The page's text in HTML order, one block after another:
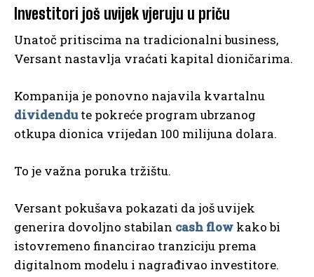
Investitori još uvijek vjeruju u priču
Unatoč pritiscima na tradicionalni business,
Versant nastavlja vraćati kapital dioničarima.
Kompanija je ponovno najavila kvartalnu
dividendute pokreće program ubrzanog
otkupa dionica vrijedan 100 milijuna dolara.
To je važna poruka tržištu.
Versant pokušava pokazati da još uvijek
generira dovoljno stabilan cash flow kako bi
istovremeno financirao tranziciju prema
digitalnom modelu i nagrađivao investitore.